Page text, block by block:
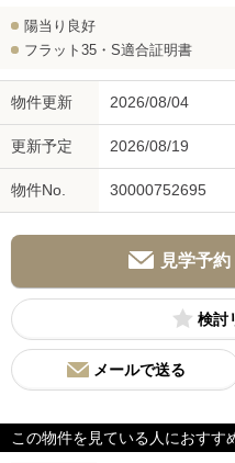
陽当り良好
フラット35・S適合証明書
物件更新 2026/08/04
更新予定 2026/08/19
物件No. 30000752695
見学予
検討
メールで送る
この物件を見ている人におすす